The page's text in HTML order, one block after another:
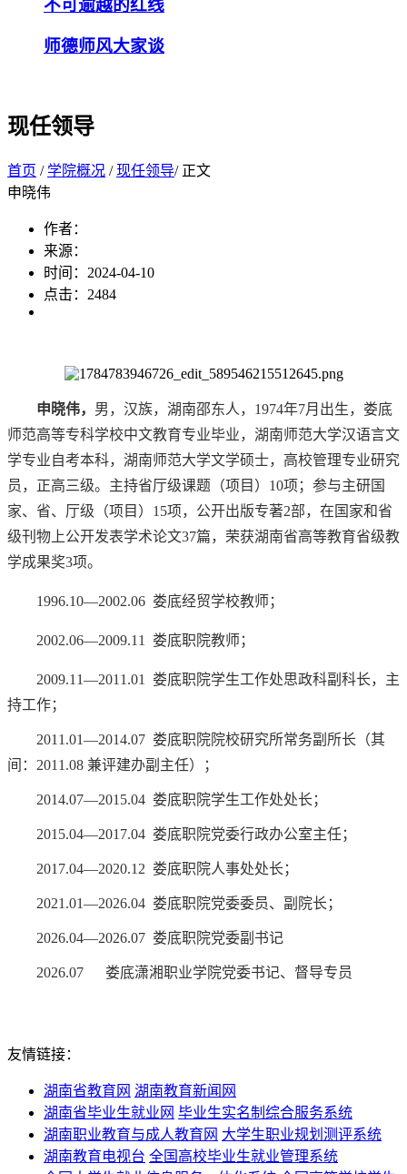
不可逾越的红线
师德师风大家谈
现任领导
首页 / 学院概况 /现任领导/ 正文
申晓伟
作者：
来源：
时间：2024-04-10
点击： 2484
申晓伟， 男，汉族，湖南邵东人，1974年7月出生，娄底
师范高等专科学校中文教育专业毕业，湖南师范大学汉语言文
学专业自考本科，湖南师范大学文学硕士，高校管理专业研究
员，正高三级。主持省厅级课题（项目）10项；参与主研国
家、省、厅级（项目）15项，公开出版专著2部，在国家和省
级刊物上公开发表学术论文37篇，荣获湖南省高等教育省级教
学成果奖3项。
1996.10—2002.06 娄底经贸学校教师；
2002.06—2009.11 娄底职院教师；
2009.11—2011.01 娄底职院学生工作处思政科副科长，主
持工作；
2011.01—2014.07 娄底职院院校研究所常务副所长（其
间：2011.08 兼评建办副主任）；
2014.07—2015.04 娄底职院学生工作处处长；
2015.04—2017.04 娄底职院党委行政办公室主任；
2017.04―2020.12 娄底职院人事处处长；
2021.01―2026.04 娄底职院党委委员、副院长；
2026.04―2026.07 娄底职院党委副书记
2026.07 娄底潇湘职业学院党委书记、督导专员
友情链接：
湖南省教育网 湖南教育新闻网
湖南省毕业生就业网 毕业生实名制综合服务系统
湖南职业教育与成人教育网 大学生职业规划测评系统
湖南教育电视台 全国高校毕业生就业管理系统